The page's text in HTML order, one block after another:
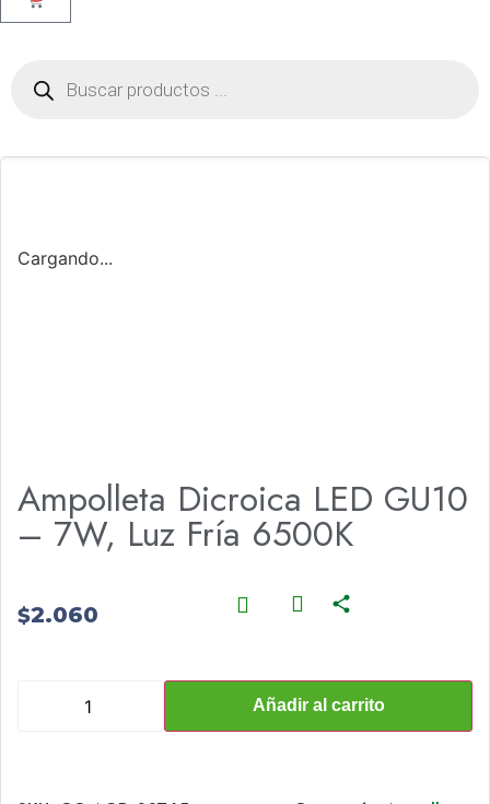
Cargando...
Ampolleta Dicroica LED GU10
– 7W, Luz Fría 6500K
$2.060
Añadir al carrito